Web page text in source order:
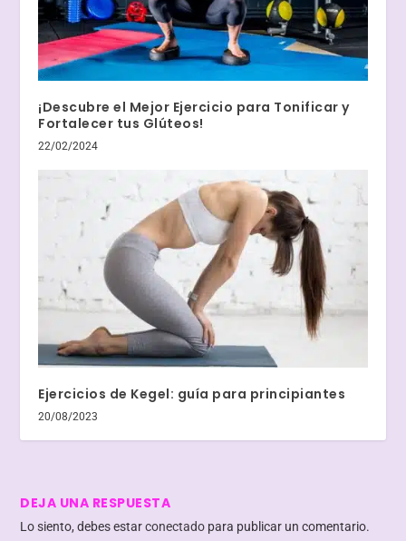
¡Descubre el Mejor Ejercicio para Tonificar y
Fortalecer tus Glúteos!
22/02/2024
Ejercicios de Kegel: guía para principiantes
20/08/2023
DEJA UNA RESPUESTA
Lo siento, debes estarconectado para publicar un comentario.